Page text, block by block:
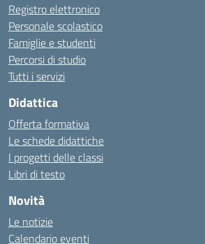
Registro elettronico
Personale scolastico
Famiglie e studenti
Percorsi di studio
Tutti i servizi
Didattica
Offerta formativa
Le schede didattiche
I progetti delle classi
Libri di testo
Novità
Le notizie
Calendario eventi